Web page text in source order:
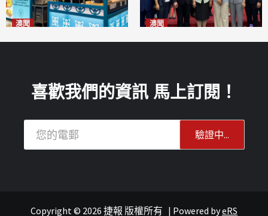
澳聞 澳聞
喜歡我們的資訊 馬上訂閱！
Copyright © 2026 捷報 版權所有 | Powered byeRS